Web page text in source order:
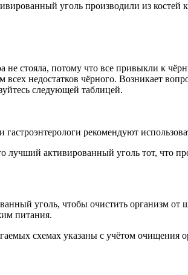
уголь производили из костей
не стояла, потому что все привыкли к
недостатков чёрного. Возникает
следующей таблицей.
рекомендуют
лучший активированный уголь тот, что
уголь, чтобы очистить организм
питания.
схемах указаны с учётом